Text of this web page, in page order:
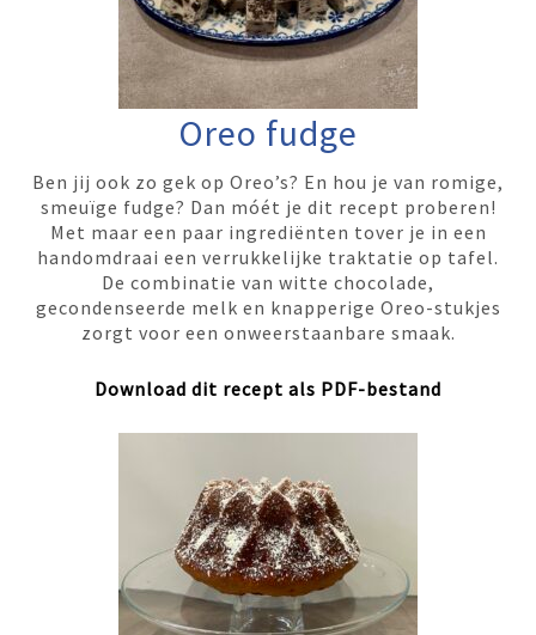
Oreo fudge
Ben jij ook zo gek op Oreo’s? En hou je van romige,
smeuïge fudge? Dan móét je dit recept proberen!
Met maar een paar ingrediënten tover je in een
handomdraai een verrukkelijke traktatie op tafel.
De combinatie van witte chocolade,
gecondenseerde melk en knapperige Oreo-stukjes
zorgt voor een onweerstaanbare smaak.
Download dit recept als PDF-bestand